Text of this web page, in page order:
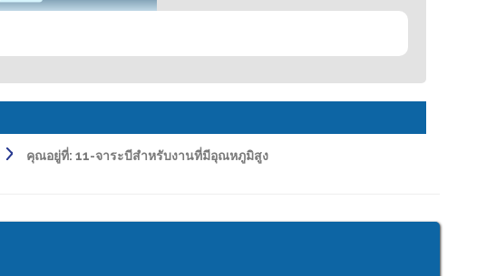
คุณอยู่ที่: 11-จาระบีสำหรับงานที่มีอุณหภูมิสูง